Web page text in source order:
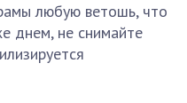
любую ветошь, что
днем, не снимайте